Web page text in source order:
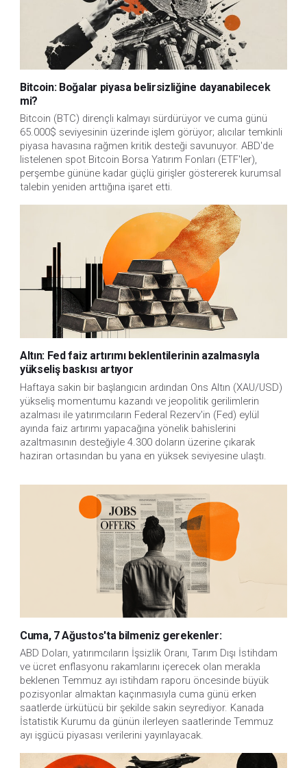
Bitcoin: Boğalar piyasa belirsizliğine dayanabilecek
mi?
Bitcoin (BTC) dirençli kalmayı sürdürüyor ve cuma günü
65.000$ seviyesinin üzerinde işlem görüyor; alıcılar temkinli
piyasa havasına rağmen kritik desteği savunuyor. ABD'de
listelenen spot Bitcoin Borsa Yatırım Fonları (ETF'ler),
perşembe gününe kadar güçlü girişler göstererek kurumsal
talebin yeniden arttığına işaret etti.
Altın: Fed faiz artırımı beklentilerinin azalmasıyla
yükseliş baskısı artıyor
Haftaya sakin bir başlangıcın ardından Ons Altın (XAU/USD)
yükseliş momentumu kazandı ve jeopolitik gerilimlerin
azalması ile yatırımcıların Federal Rezerv'in (Fed) eylül
ayında faiz artırımı yapacağına yönelik bahislerini
azaltmasının desteğiyle 4.300 doların üzerine çıkarak
haziran ortasından bu yana en yüksek seviyesine ulaştı.
Cuma, 7 Ağustos'ta bilmeniz gerekenler:
ABD Doları, yatırımcıların İşsizlik Oranı, Tarım Dışı İstihdam
ve ücret enflasyonu rakamlarını içerecek olan merakla
beklenen Temmuz ayı istihdam raporu öncesinde büyük
pozisyonlar almaktan kaçınmasıyla cuma günü erken
saatlerde ürkütücü bir şekilde sakin seyrediyor. Kanada
İstatistik Kurumu da günün ilerleyen saatlerinde Temmuz
ayı işgücü piyasası verilerini yayınlayacak.